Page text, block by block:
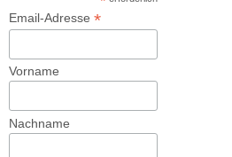
Email-Adresse*
Vorname
Nachname